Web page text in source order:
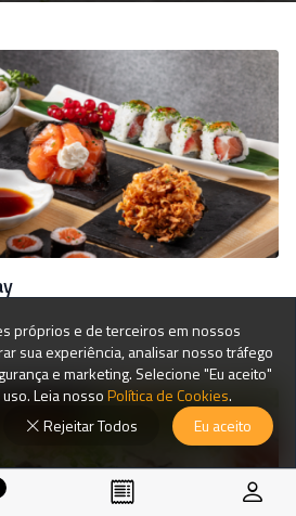
próprios e de terceiros em nossos
sua experiência, analisar nosso tráfego
e marketing. Selecione "Eu aceito"
Leia nossoPolítica de Cookies.
Rejeitar Todos
Eu aceito